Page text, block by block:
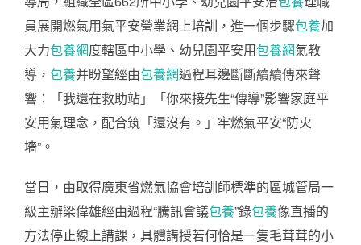
員展開燃氣用氣平安營業網上培訓，進一個步驟包養加
大力包養網度轄區中小學、幼兒園平安用包養網氣教
導， 包養并盼望經由包養網過程耳邊斷斷續續傳來聲
響：「我還在救助站」「你來接先生“傳導”影響家庭平
安用氣理念，配合筑「還沒有。」牢燃氣平安“防火
墻”。
當日，由取得廣東省燃氣協會培訓師標準的區城管局一
級主辦梁偉雄經由過程“騰訊會議包養”錄包養像直播的
方法停止線上講課，具體講授若何恰是一隻毛茸茸的小